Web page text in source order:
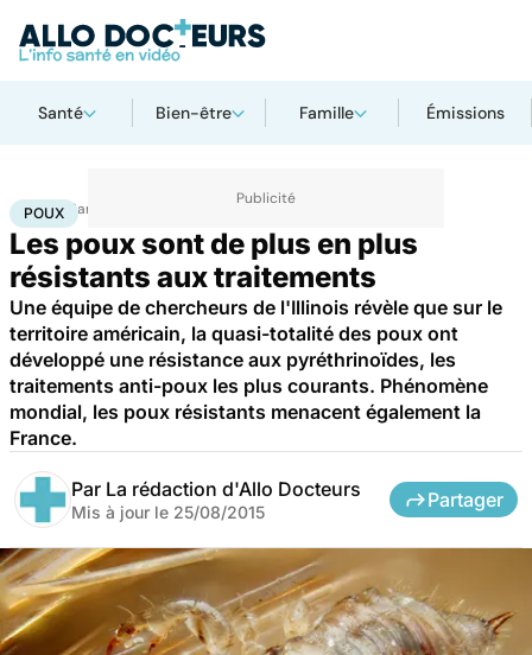
Santé Bien-être Famille Émissions
Accueil Santé
POUX
Les poux sont de plus en plus
résistants aux traitements
Une équipe de chercheurs de l'Illinois révèle que sur le
territoire américain, la quasi-totalité des poux ont
développé une résistance aux pyréthrinoïdes, les
traitements anti-poux les plus courants. Phénomène
mondial, les poux résistants menacent également la
France.
Par La rédaction d'Allo Docteurs
Mis à jour le 25/08/2015
Partager